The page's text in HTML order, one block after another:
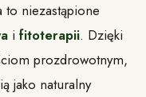
to niezastąpione
ifitoterapii. Dzięki
prozdrowotnym,
jako naturalny